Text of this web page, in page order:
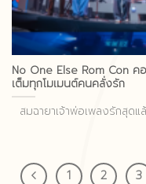
No One Else Rom Con ค
เต็มทุกโมเมนต์คนคลั่งรัก
สมฉายาเจ้าพ่อเพลงรักสุด
1 2 3